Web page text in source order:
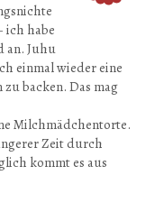
ich habe
an. Juhu
einmal wieder eine
backen. Das mag
Milchmädchentorte.
Zeit durch
kommt es aus